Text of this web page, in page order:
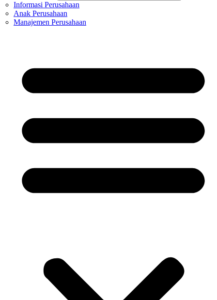
Informasi Perusahaan
Anak Perusahaan
Manajemen Perusahaan